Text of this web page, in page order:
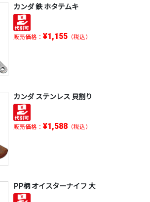
カンダ 鉄 ホタテムキ
販売価格： ¥1,155（税込）
カンダ ステンレス 貝割り
販売価格： ¥1,588（税込）
PP柄 オイスターナイフ 大